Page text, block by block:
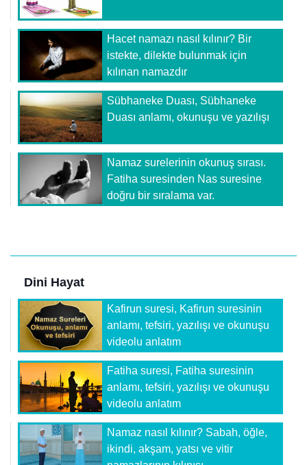
Hacet namazı nasıl kılınır? Bir
istekte, dilekte bulunmak için
kılınan namazdır
Sübhaneke Duası, Sübhaneke
Duası anlamı, okunuşu ve yazılışı
Namaz surelerinin okunuş sırası.
Fatiha suresinden Nas suresine
doğru bir sıralama var.
Dini Hayat
Kafirun suresi, Kafirun suresinin
anlamı, tefsiri, yazılışı ve okunuşu
videolu anlatım
Fatiha suresi, Fatiha suresinin
anlamı, tefsiri, yazılışı ve okunuşu
videolu anlatım
Namaz nasıl kılınır? Sabah, öğle,
ikindi, akşam, yatsı ve vitir